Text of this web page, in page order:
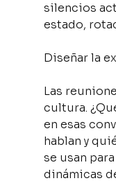
silencios
estado,
Diseñar la
Las
cultura.
en esas
hablan y
se usan
dinámicas